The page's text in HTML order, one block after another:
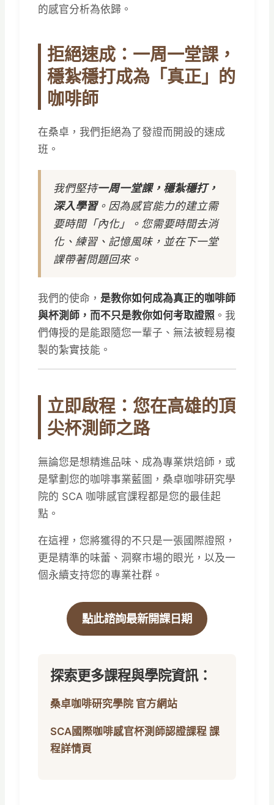
的感官分析為依歸。
拒絕速成：一周一堂課，
穩紮穩打成為「真正」的
咖啡師
在桑卓，我們拒絕為了發證而開設的速成
班。
我們堅持一周一堂課，穩紮穩打，
深入學習。因為感官能力的建立需
要時間「內化」。您需要時間去消
化、練習、記憶風味，並在下一堂
課帶著問題回來。
我們的使命， 是教你如何成為真正的咖啡師
與杯測師，而不只是教你如何考取證照 。我
們傳授的是能跟隨您一輩子、無法被輕易複
製的紮實技能。
立即啟程：您在高雄的頂
尖杯測師之路
無論您是想精進品味、成為專業烘焙師，或
是擘劃您的咖啡事業藍圖，桑卓咖啡研究學
院的 SCA 咖啡感官課程都是您的最佳起
點。
在這裡，您將獲得的不只是一張國際證照，
更是精準的味蕾、洞察市場的眼光，以及一
個永續支持您的專業社群。
點此諮詢最新開課日期
探索更多課程與學院資訊：
桑卓咖啡研究學院 官方網站
SCA國際咖啡感官杯測師認證課程 課
程詳情頁